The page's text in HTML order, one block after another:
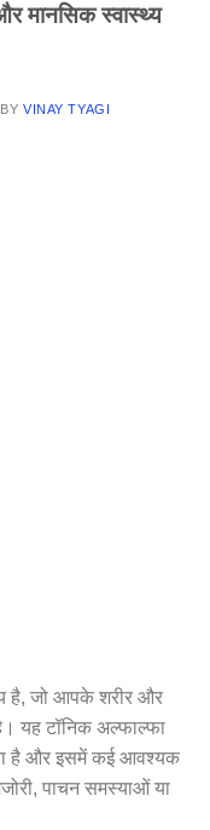
मानसिक स्वास्थ्य
BYVINAY TYAGI
है, जो आपके शरीर और
यह टॉनिक अल्फाल्फा
है और इसमें कई आवश्यक
पाचन समस्याओं या